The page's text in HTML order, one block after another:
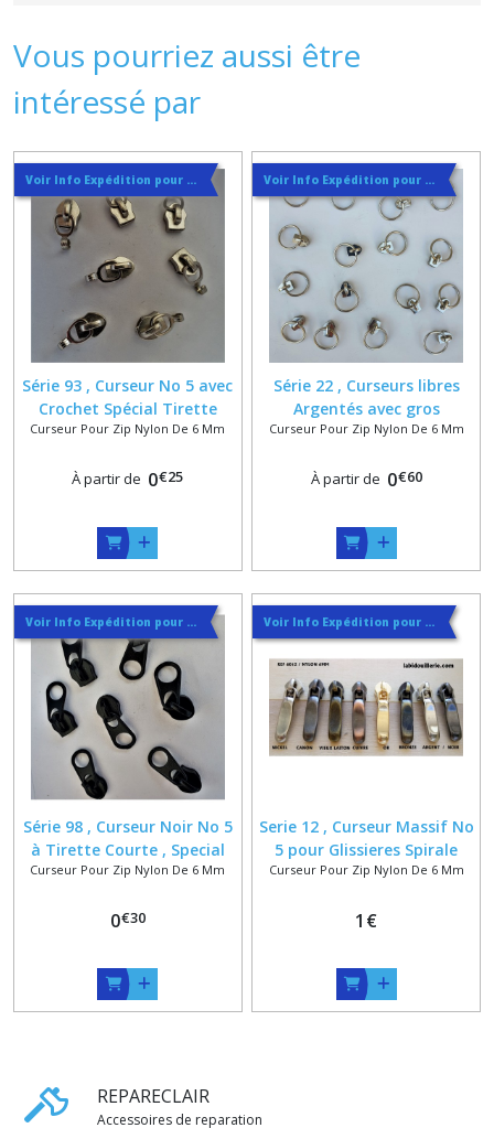
Vous pourriez aussi être
intéressé par
Voir Info Expédition pour Régler les Frais de Port au Meilleur Prix , En haut d'ecran à Droite
Série 93 , Curseur No 5 avec
Crochet Spécial Tirette
Personnalisée , Curseurs
Curseur Pour Zip Nylon De 6 Mm
À partir de 0€25
Voir Info Expédition pour Régler les Frais de Port au Meilleur Prix , En haut d'ecran à Droite
Série 22 , Curseurs libres
Argentés avec gros
Anneaux 16 / 20 Numero 5
nylon 6 mm
Curseur Pour Zip Nylon De 6 Mm
À partir de 0€60
Voir Info Expédition pour Régler les Frais de Port au Meilleur Prix , En haut d'ecran à Droite
Série 98 , Curseur Noir No 5
à Tirette Courte , Special
zip nylon spirale 6 mm
Curseur Pour Zip Nylon De 6 Mm
0€30
Voir Info Expédition pour Régler les Frais de Port au Meilleur Prix , En haut d'ecran à Droite
Serie 12 , Curseur Massif No
5 pour Glissieres Spirale
Nylon 6 mm , Argenté ,
Bronze ou Vieux Laiton
Curseur Pour Zip Nylon De 6 Mm
1 €
REPARECLAIR
Accessoires de reparation